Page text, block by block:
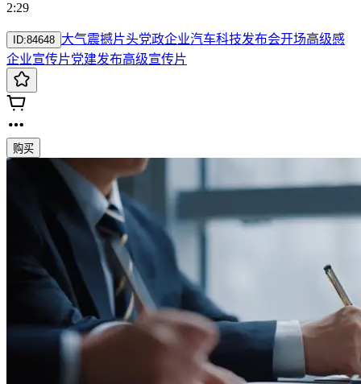
2:29
ID:84648 大气震撼片头党政企业汽车科技发布会开场高级感
企业宣传片党建发布高级宣传片
购买